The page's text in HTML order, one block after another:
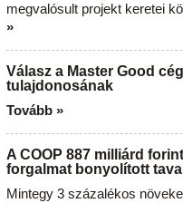
megvalósult projekt keretei
»
Válasz a Master Good
tulajdonosának
Tovább »
A COOP 887 milliárd
forgalmat bonyolított
Mintegy 3 százalékos